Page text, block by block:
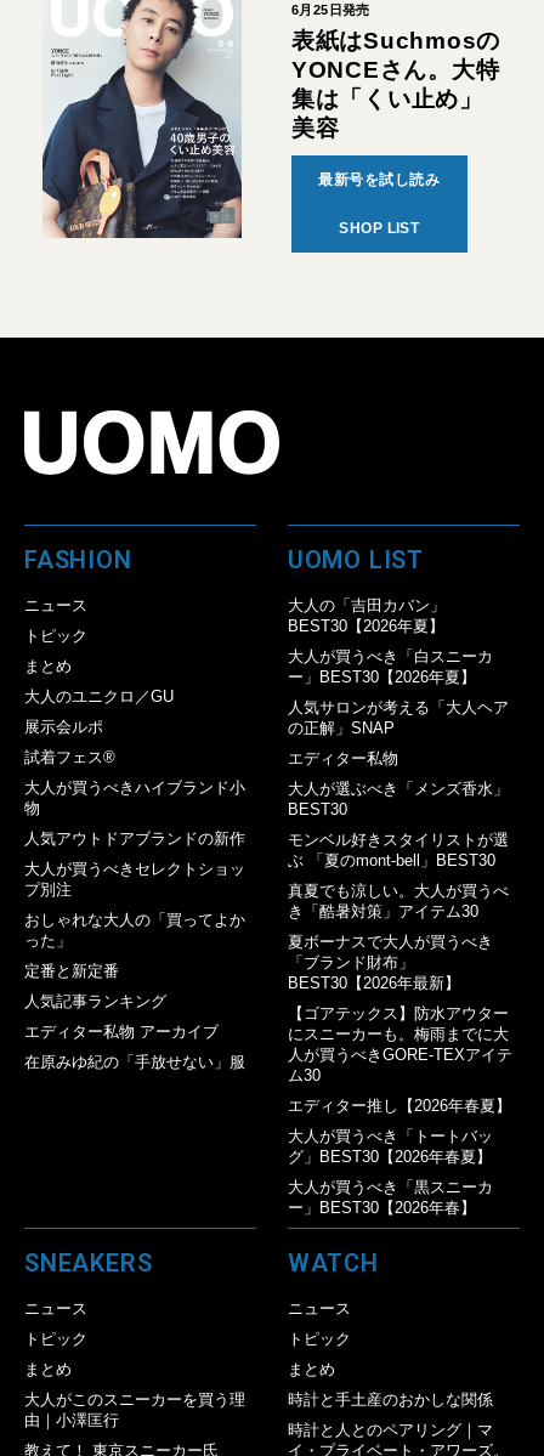
6月25日発売
表紙はSuchmosの
YONCEさん。大特
集は「くい止め」
美容
最新号を試し読み
SHOP LIST
FASHION
ニュース
トピック
まとめ
大人のユニクロ／GU
展示会ルポ
試着フェス®︎
大人が買うべきハイブランド小
物
人気アウトドアブランドの新作
大人が買うべきセレクトショッ
プ別注
おしゃれな大人の「買ってよか
った」
定番と新定番
人気記事ランキング
エディター私物 アーカイブ
在原みゆ紀の「手放せない」服
UOMO LIST
大人の「吉田カバン」
BEST30【2026年夏】
大人が買うべき「白スニーカ
ー」BEST30【2026年夏】
人気サロンが考える「大人ヘア
の正解」SNAP
エディター私物
大人が選ぶべき「メンズ香水」
BEST30
モンベル好きスタイリストが選
ぶ 「夏のmont-bell」BEST30
真夏でも涼しい。大人が買うべ
き「酷暑対策」アイテム30
夏ボーナスで大人が買うべき
「ブランド財布」
BEST30【2026年最新】
【ゴアテックス】防水アウター
にスニーカーも。梅雨までに大
人が買うべきGORE-TEXアイテ
ム30
エディター推し【2026年春夏】
大人が買うべき「トートバッ
グ」BEST30【2026年春夏】
大人が買うべき「黒スニーカ
ー」BEST30【2026年春】
SNEAKERS
ニュース
トピック
まとめ
大人がこのスニーカーを買う理
由｜小澤匡行
教えて！ 東京スニーカー氏
WATCH
ニュース
トピック
まとめ
時計と手土産のおかしな関係
時計と人とのペアリング｜マ
イ・プライベート・アワーズ。